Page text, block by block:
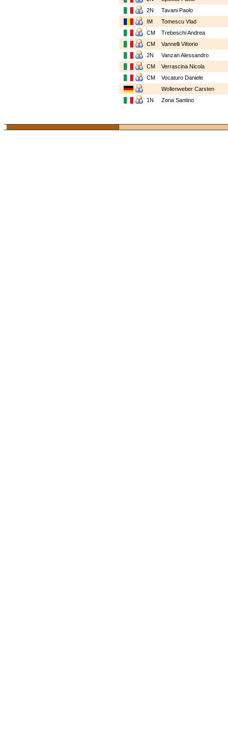
2N
Tavani Paolo
IM
Tomescu Vlad
CM
Trebeschi Andrea
CM
Vannelli Vittorio
2N
Vanzan Alessandro
CM
Verrascina Nicola
CM
Vocaturo Daniele
Wollenweber Carsten
1N
Zona Santino